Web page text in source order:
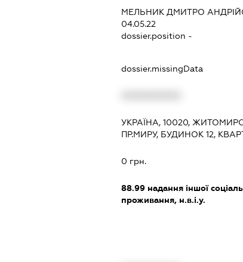
МЕЛЬНИК ДМИТРО
04.05.22
dossier.position -
dossier.missingData
УКРАЇНА, 10020,
ПР.МИРУ, БУДИНОК 12,
0 грн.
88.99надання іншої
проживання, н.в.і.у.